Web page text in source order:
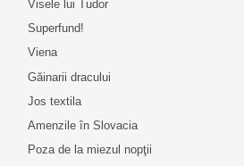
Visele lui Tudor
Superfund!
Viena
Găinarii dracului
Jos textila
Amenzile în Slovacia
Poza de la miezul nopţii